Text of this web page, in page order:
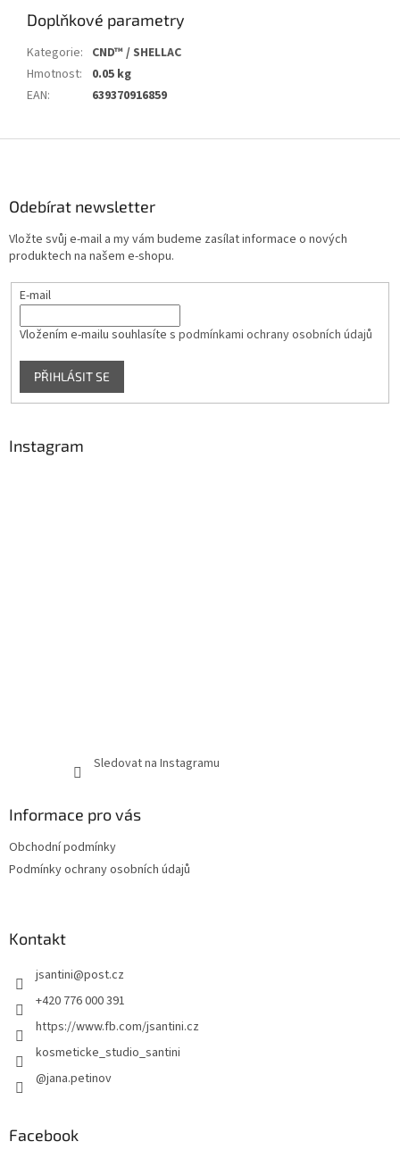
Doplňkové parametry
Kategorie: CND™ / SHELLAC
Hmotnost:
0.05 kg
EAN: 639370916859
Odebírat newsletter
Vložte svůj e-mail a my vám budeme zasílat informace o nových
produktech na našem e-shopu.
E-mail
Vložením e-mailu souhlasíte s podmínkami ochrany osobních údajů
PŘIHLÁSIT SE
Instagram
Sledovat na Instagramu
Informace pro vás
Obchodní podmínky
Podmínky ochrany osobních údajů
Kontakt
jsantini@post.cz
+420 776 000 391
https://www.fb.com/jsantini.cz
kosmeticke_studio_santini
@jana.petinov
Facebook